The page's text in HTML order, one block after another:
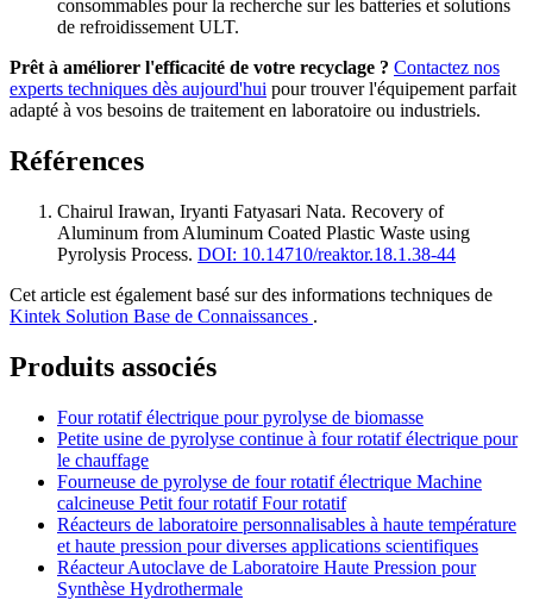
consommables pour la recherche sur les batteries et solutions
de refroidissement ULT.
Prêt à améliorer l'efficacité de votre recyclage ? Contactez nos
experts techniques dès aujourd'hui pour trouver l'équipement parfait
adapté à vos besoins de traitement en laboratoire ou industriels.
Références
Chairul Irawan, Iryanti Fatyasari Nata. Recovery of
Aluminum from Aluminum Coated Plastic Waste using
Pyrolysis Process. DOI: 10.14710/reaktor.18.1.38-44
Cet article est également basé sur des informations techniques de
Kintek Solution Base de Connaissances .
Produits associés
Four rotatif électrique pour pyrolyse de biomasse
Petite usine de pyrolyse continue à four rotatif électrique pour
le chauffage
Fourneuse de pyrolyse de four rotatif électrique Machine
calcineuse Petit four rotatif Four rotatif
Réacteurs de laboratoire personnalisables à haute température
et haute pression pour diverses applications scientifiques
Réacteur Autoclave de Laboratoire Haute Pression pour
Synthèse Hydrothermale